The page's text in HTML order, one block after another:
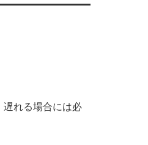
れる場合には必